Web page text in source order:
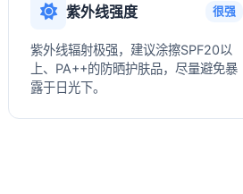
紫外线强度 很强
紫外线辐射极强，建议涂擦SPF20以
上、PA++的防晒护肤品，尽量避免暴
露于日光下。